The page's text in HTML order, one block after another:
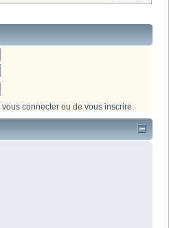
vous connecter ou de vous inscrire.